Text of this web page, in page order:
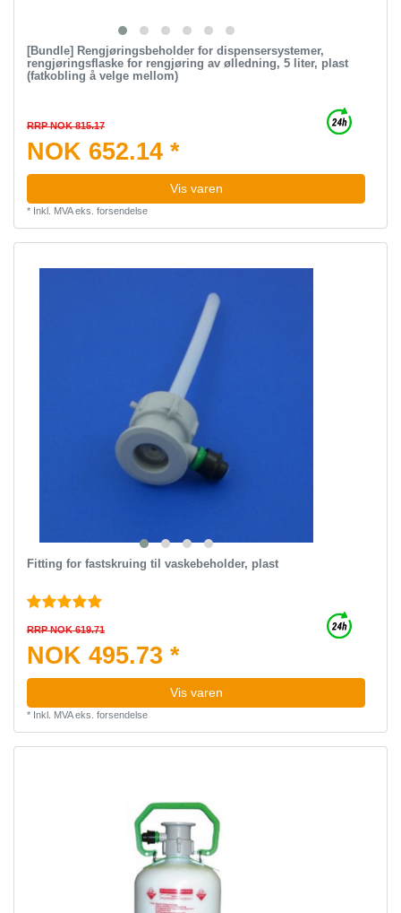
[Bundle] Rengjøringsbeholder for dispensersystemer,
rengjøringsflaske for rengjøring av ølledning, 5 liter, plast
(fatkobling å velge mellom)
RRP NOK 815.17
NOK 652.14 *
Vis varen
* Inkl. MVAeks. forsendelse
Fitting for fastskruing til vaskebeholder, plast
RRP NOK 619.71
NOK 495.73 *
Vis varen
* Inkl. MVAeks. forsendelse